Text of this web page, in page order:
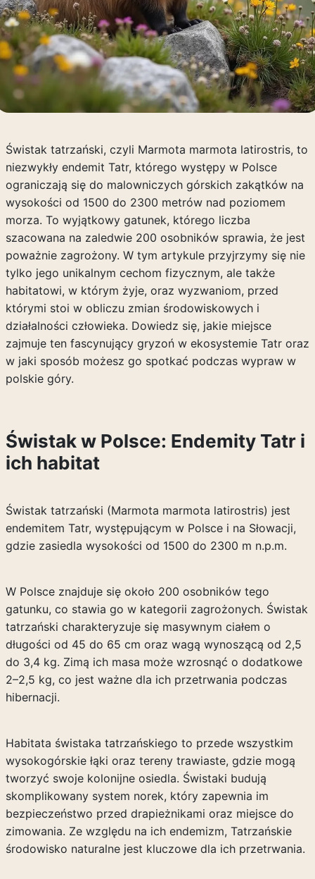
Świstak tatrzański, czyli Marmota marmota latirostris, to
niezwykły endemit Tatr, którego występy w Polsce
ograniczają się do malowniczych górskich zakątków na
wysokości od 1500 do 2300 metrów nad poziomem
morza. To wyjątkowy gatunek, którego liczba
szacowana na zaledwie 200 osobników sprawia, że jest
poważnie zagrożony. W tym artykule przyjrzymy się nie
tylko jego unikalnym cechom fizycznym, ale także
habitatowi, w którym żyje, oraz wyzwaniom, przed
którymi stoi w obliczu zmian środowiskowych i
działalności człowieka. Dowiedz się, jakie miejsce
zajmuje ten fascynujący gryzoń w ekosystemie Tatr oraz
w jaki sposób możesz go spotkać podczas wypraw w
polskie góry.
Świstak w Polsce: Endemity Tatr i
ich habitat
Świstak tatrzański (Marmota marmota latirostris) jest
endemitem Tatr, występującym w Polsce i na Słowacji,
gdzie zasiedla wysokości od 1500 do 2300 m n.p.m.
W Polsce znajduje się około 200 osobników tego
gatunku, co stawia go w kategorii zagrożonych. Świstak
tatrzański charakteryzuje się masywnym ciałem o
długości od 45 do 65 cm oraz wagą wynoszącą od 2,5
do 3,4 kg. Zimą ich masa może wzrosnąć o dodatkowe
2–2,5 kg, co jest ważne dla ich przetrwania podczas
hibernacji.
Habitata świstaka tatrzańskiego to przede wszystkim
wysokogórskie łąki oraz tereny trawiaste, gdzie mogą
tworzyć swoje kolonijne osiedla. Świstaki budują
skomplikowany system norek, który zapewnia im
bezpieczeństwo przed drapieżnikami oraz miejsce do
zimowania. Ze względu na ich endemizm, Tatrzańskie
środowisko naturalne jest kluczowe dla ich przetrwania.